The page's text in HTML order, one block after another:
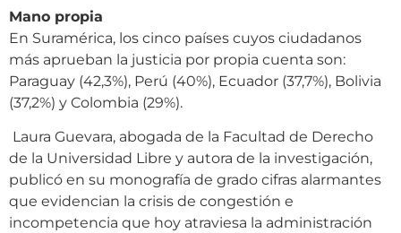
Mano propia
En Suramérica, los cinco países cuyos ciudadanos
más aprueban la justicia por propia cuenta son:
Paraguay (42,3%), Perú (40%), Ecuador (37,7%), Bolivia
(37,2%) y Colombia (29%).
Laura Guevara, abogada de la Facultad de Derecho
de la Universidad Libre y autora de la investigación,
publicó en su monografía de grado cifras alarmantes
que evidencian la crisis de congestión e
incompetencia que hoy atraviesa la administración